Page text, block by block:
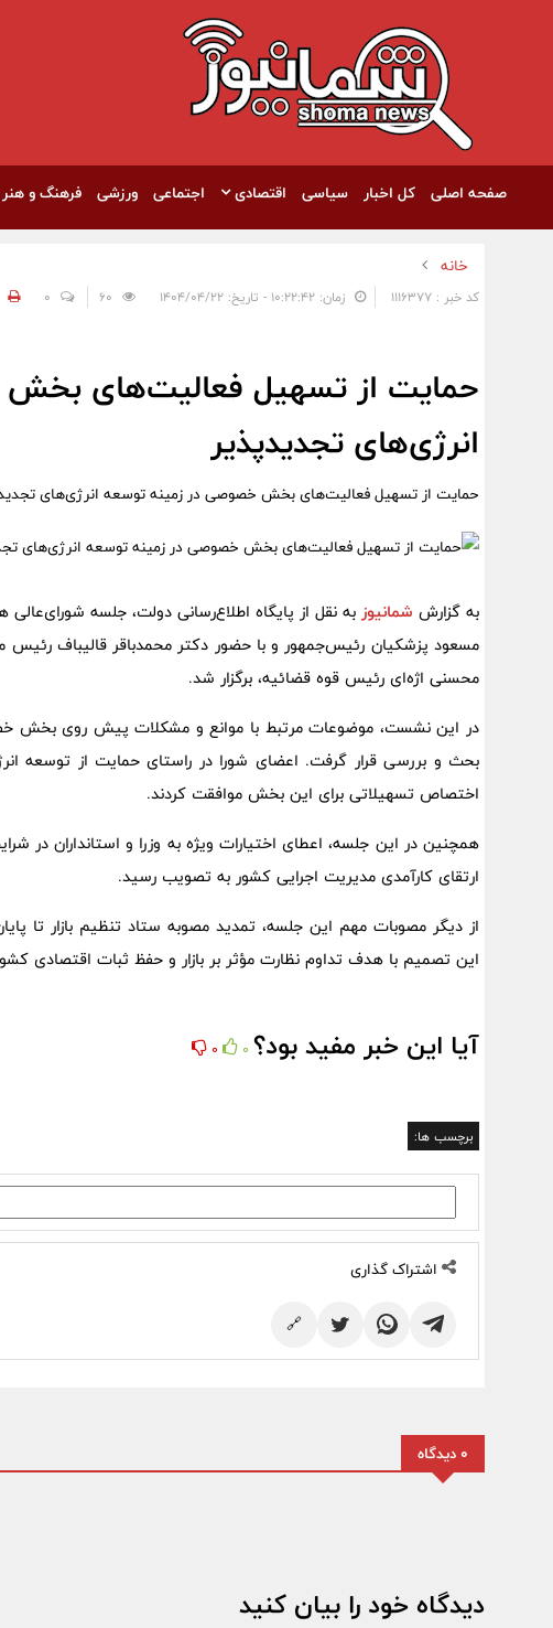
صفحه اصلی کل اخبار سیاسی اقتصادی اجتماعی ورزشی فرهنگ و
خانه
کد خبر : 1116377 زمان: ۱۰:۲۲:۴۲ - تاریخ: ۱۴۰۴/۰۴/۲۲ 0
حمایت از تسهیل فعالیت‌های
انرژی‌های تجدیدپذیر
حمایت از تسهیل فعالیت‌های بخش خصوصی در زمینه توسعه انرژی‌های
به گزارش شمانیوز به نقل از پایگاه اطلاع‌رسانی دولت، جلسه
مسعود پزشکیان رئیس‌جمهور و با حضور دکتر محمدباقر قالیباف
محسنی اژه‌ای رئیس قوه قضائیه، برگزار شد.
در این نشست، موضوعات مرتبط با موانع و مشکلات پیش روی بخش
بحث و بررسی قرار گرفت. اعضای شورا در راستای حمایت از توسعه
اختصاص تسهیلاتی برای این بخش موافقت کردند.
همچنین در این جلسه، اعطای اختیارات ویژه به وزرا و استانداران
ارتقای کارآمدی مدیریت اجرایی کشور به تصویب رسید.
از دیگر مصوبات مهم این جلسه، تمدید مصوبه ستاد تنظیم بازار تا
این تصمیم با هدف تداوم نظارت مؤثر بر بازار و حفظ ثبات اقتصادی
آیا این خبر مفید بود؟ 0
0
برچسب ها:
اشتراک گذاری
🔗
0 دیدگاه
دیدگاه خود را بیان کنید